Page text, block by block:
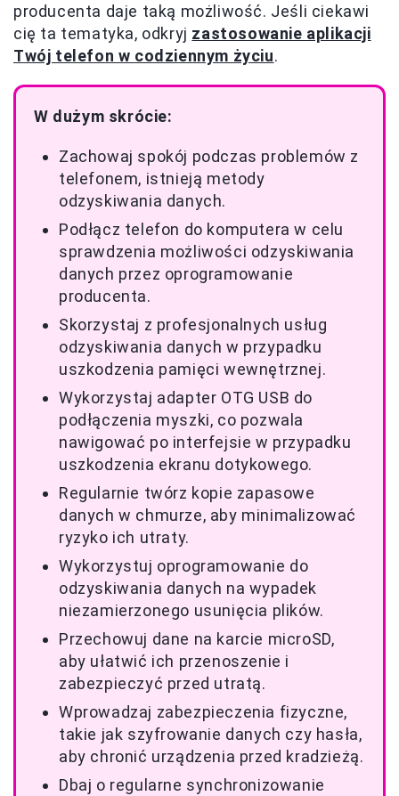
producenta daje taką możliwość. Jeśli ciekawi
cię ta tematyka, odkryj zastosowanie aplikacji
Twój telefon w codziennym życiu.
W dużym skrócie:
Zachowaj spokój podczas problemów z
telefonem, istnieją metody
odzyskiwania danych.
Podłącz telefon do komputera w celu
sprawdzenia możliwości odzyskiwania
danych przez oprogramowanie
producenta.
Skorzystaj z profesjonalnych usług
odzyskiwania danych w przypadku
uszkodzenia pamięci wewnętrznej.
Wykorzystaj adapter OTG USB do
podłączenia myszki, co pozwala
nawigować po interfejsie w przypadku
uszkodzenia ekranu dotykowego.
Regularnie twórz kopie zapasowe
danych w chmurze, aby minimalizować
ryzyko ich utraty.
Wykorzystuj oprogramowanie do
odzyskiwania danych na wypadek
niezamierzonego usunięcia plików.
Przechowuj dane na karcie microSD,
aby ułatwić ich przenoszenie i
zabezpieczyć przed utratą.
Wprowadzaj zabezpieczenia fizyczne,
takie jak szyfrowanie danych czy hasła,
aby chronić urządzenia przed kradzieżą.
Dbaj o regularne synchronizowanie